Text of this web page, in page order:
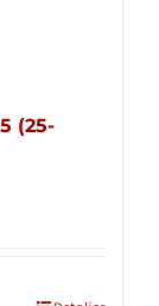
(25-